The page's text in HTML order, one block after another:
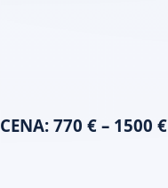
CENA: 770 € – 1500 €